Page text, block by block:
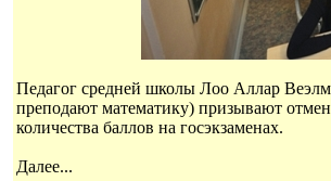
Педагог средней школы Лоо Аллар
преподают математику) призывают
количества баллов на госэкзаменах.
Далее...